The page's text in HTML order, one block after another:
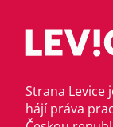
Strana Levice
hájí práva